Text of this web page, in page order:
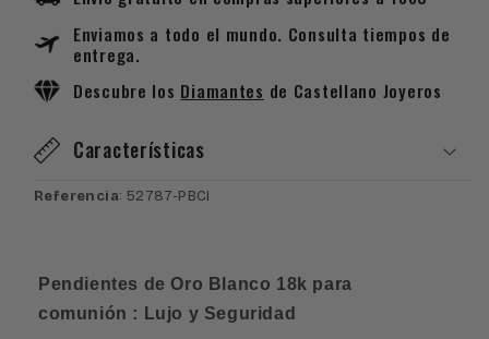
18k
Garra
Cuadrada
Circonita
18k
Cuadrada
Mediana
Circonita
Enviamos a todo el mundo. Consulta tiempos de
entrega.
Descubre los Diamantes de Castellano Joyeros
Características
Referencia: 52787-PBCI
Pendientes de Oro Blanco 18k para
comunión : Lujo y Seguridad